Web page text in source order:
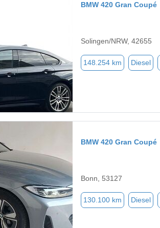
BMW 420 Gran Coupé
Solingen/NRW, 42655
148.254 km Diesel
BMW 420 Gran Coupé
Bonn, 53127
130.100 km Diesel